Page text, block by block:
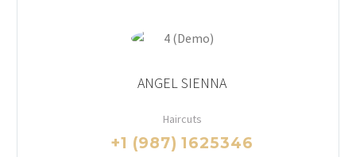
ANGEL SIENNA
Haircuts
+1 (987) 1625346